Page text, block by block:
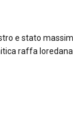
e stato
raffa loredana